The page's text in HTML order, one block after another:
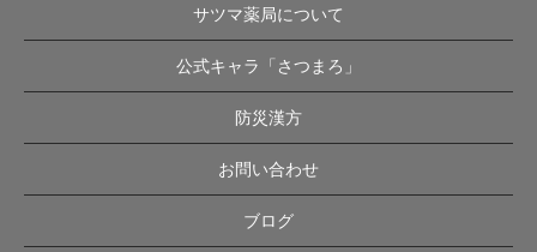
サツマ薬局について
公式キャラ「さつまろ」
防災漢方
お問い合わせ
ブログ